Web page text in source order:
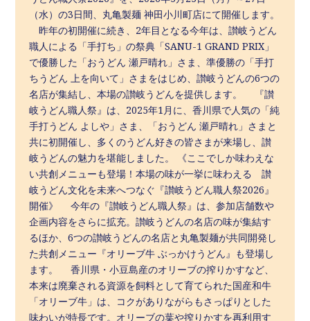
（水）の3日間、丸亀製麺 神田小川町店にて開催します。
昨年の初開催に続き、2年目となる今年は、讃岐うどん
職人による「手打ち」の祭典「SANU-1 GRAND PRIX」
で優勝した「おうどん 瀬戸晴れ」さま、準優勝の「手打
ちうどん 上を向いて」さまをはじめ、讃岐うどんの6つの
名店が集結し、本場の讃岐うどんを提供します。 『讃
岐うどん職人祭』は、2025年1月に、香川県で人気の「純
手打うどん よしや」さま、「おうどん 瀬戸晴れ」さまと
共に初開催し、多くのうどん好きの皆さまが来場し、讃
岐うどんの魅力を堪能しました。 《ここでしか味わえな
い共創メニューも登場！本場の味が一挙に味わえる 讃
岐うどん文化を未来へつなぐ『讃岐うどん職人祭2026』
開催》 今年の『讃岐うどん職人祭』は、参加店舗数や
企画内容をさらに拡充。讃岐うどんの名店の味が集結す
るほか、6つの讃岐うどんの名店と丸亀製麺が共同開発し
た共創メニュー『オリーブ牛 ぶっかけうどん』も登場し
ます。 香川県・小豆島産のオリーブの搾りかすなど、
本来は廃棄される資源を飼料として育てられた国産和牛
「オリーブ牛」は、コクがありながらもさっぱりとした
味わいが特長です。オリーブの葉や搾りかすを再利用す